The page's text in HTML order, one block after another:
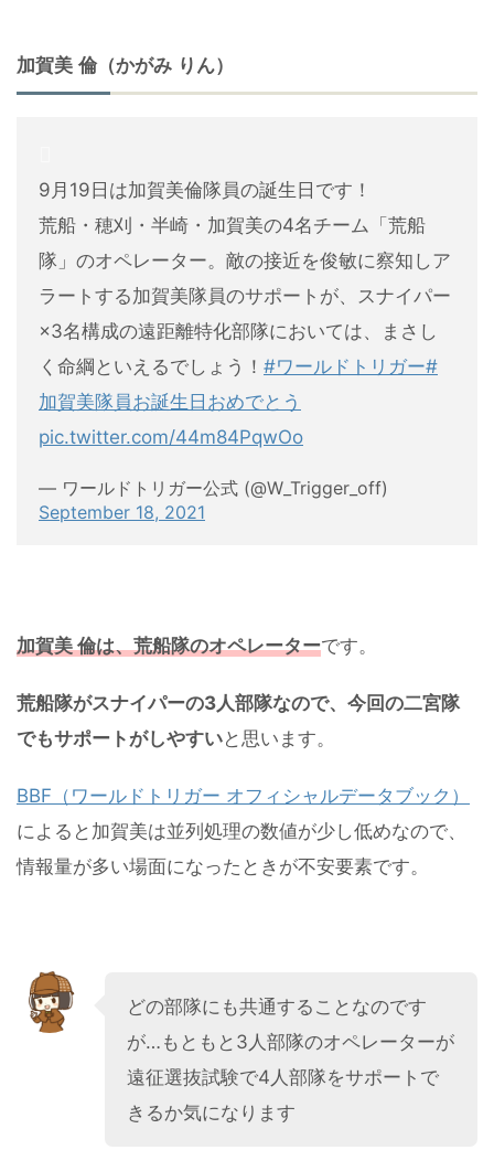
加賀美 倫（かがみ りん）
9月19日は加賀美倫隊員の誕生日です！
荒船・穂刈・半崎・加賀美の4名チーム「荒船
隊」のオペレーター。敵の接近を俊敏に察知しア
ラートする加賀美隊員のサポートが、スナイパー
×3名構成の遠距離特化部隊においては、まさし
く命綱といえるでしょう！ #ワールドトリガー#
加賀美隊員お誕生日おめでとう
pic.twitter.com/44m84PqwOo
— ワールドトリガー公式 (@W_Trigger_off)
September 18, 2021
加賀美 倫は、荒船隊のオペレーターです。
荒船隊がスナイパーの3人部隊なので、今回の二宮隊
でもサポートがしやすいと思います。
BBF（ワールドトリガー オフィシャルデータブック）
によると加賀美は並列処理の数値が少し低めなので、
情報量が多い場面になったときが不安要素です。
どの部隊にも共通することなのです
が…もともと3人部隊のオペレーターが
遠征選抜試験で4人部隊をサポートで
きるか気になります